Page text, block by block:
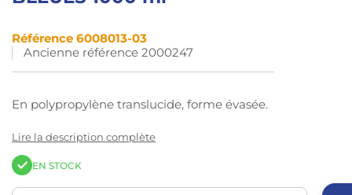
Référence 6008013-03
Ancienne référence 2000247
En polypropylène translucide, forme évasée.
Lire la description complète
EN STOCK